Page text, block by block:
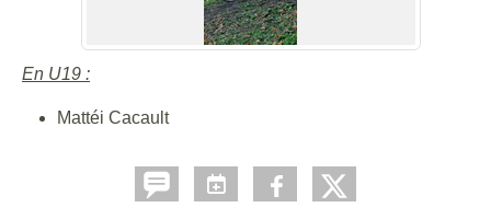
En U19 :
Mattéi Cacault